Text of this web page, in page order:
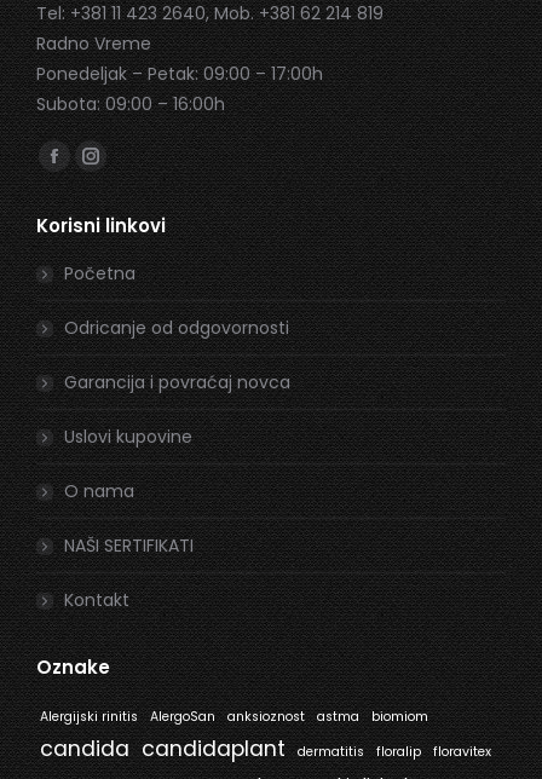
Tel: +381 11 423 2640, Mob. +381 62 214 819
Radno Vreme
Ponedeljak – Petak: 09:00 – 17:00h
Subota: 09:00 – 16:00h
Find us on:
Facebook
page
opens
in
new
window
Instagram
page
opens
in
new
window
Korisni linkovi
Početna
Odricanje od odgovornosti
Garancija i povraćaj novca
Uslovi kupovine
O nama
NAŠI SERTIFIKATI
Kontakt
Oznake
Alergijski rinitis AlergoSan anksioznost astma biomiom
candida candidaplant dermatitis floralip
floravitex